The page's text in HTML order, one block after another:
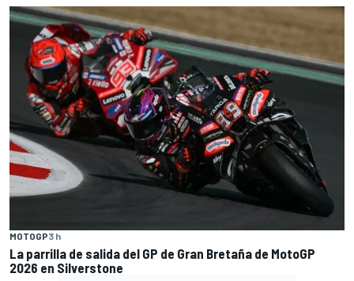
MOTOGP3 h
La parrilla de salida del GP de Gran Bretaña de MotoGP
2026 en Silverstone